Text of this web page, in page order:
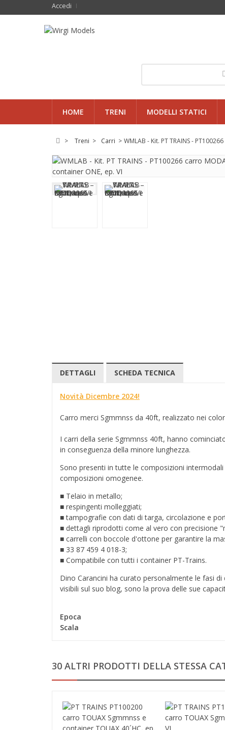
Accedi
HOME TRENI MODELLI STATICI
> Treni > Carri > WMLAB - Kit. PT TRAINS -
DETTAGLI SCHEDA TECNICA
Novità Dicembre 2024!
Carro merci Sgmmnss da 40ft, realizzato nei
I carri della serie Sgmmnss 40ft, hanno
in conseguenza della minore lunghezza.
Sono presenti in tutte le composizioni
composizioni omogenee.
■ Telaio in metallo;
■ respingenti molleggiati;
■ tampografie con dati di targa, circolazione e
■ dettagli riprodotti come al vero con precisione
■ carrelli con boccole d'ottone per garantire la
■ 33 87 459 4 018-3;
■ Compatibile con tutti i container PT-Trains.
Dino Carancini ha curato personalmente le fasi
visibili sul suo blog, sono la prova delle sue
Epoca
Scala
30 ALTRI PRODOTTI DELLA STESSA